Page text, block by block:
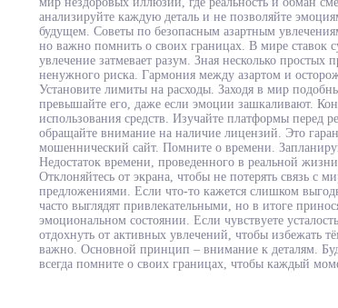
анализируйте каждую деталь и не позволяйте
будущем. Советы по безопасным азартным
но важно помнить о своих границах. В мире ставок
увлечение затмевает разум. Зная несколько простых
ненужного риска. Гармония между азартом и
Установите лимиты на расходы. Заходя в мир
превышайте его, даже если эмоции зашкаливают.
использования средств. Изучайте платформы перед
обращайте внимание на наличие лицензий. Это
мошеннический сайт. Помните о времени.
Недостаток времени, проведенного в реальной
Отклоняйтесь от экрана, чтобы не потерять связь с
предложениями. Если что-то кажется слишком
часто выглядят привлекательными, но в итоге
эмоциональном состоянии. Если чувствуете
отдохнуть от активных увлечений, чтобы избежать
важно. Основной принцип – внимание к деталям.
всегда помните о своих границах, чтобы каждый